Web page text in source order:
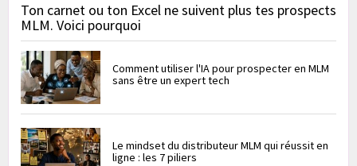
Ton carnet ou ton Excel ne suivent plus tes prospects
MLM. Voici pourquoi
Comment utiliser l'IA pour prospecter en MLM
sans être un expert tech
Le mindset du distributeur MLM qui réussit en
ligne : les 7 piliers